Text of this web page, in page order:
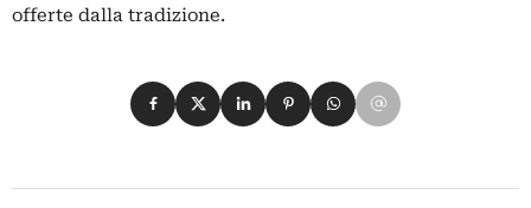
offerte dalla tradizione.
Condividi su Facebook
Condividi su X
Condividi su LinkedIn
Condividi su Pinterest
Condividi su WhatsApp
Condividi su Email